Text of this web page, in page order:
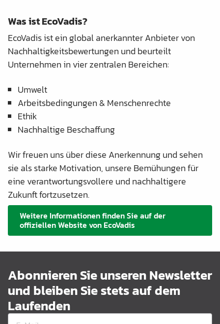
Was ist EcoVadis?
EcoVadis ist ein global anerkannter Anbieter von
Nachhaltigkeitsbewertungen und beurteilt
Unternehmen in vier zentralen Bereichen:
Umwelt
Arbeitsbedingungen & Menschenrechte
Ethik
Nachhaltige Beschaffung
Wir freuen uns über diese Anerkennung und sehen
sie als starke Motivation, unsere Bemühungen für
eine verantwortungsvollere und nachhaltigere
Zukunft fortzusetzen.
Weitere Informationen finden Sie auf der
offiziellen Website von EcoVadis
Abonnieren Sie unseren Newsletter
und bleiben Sie stets auf dem
Laufenden